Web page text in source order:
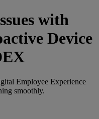
with
Device
Employee Experience
smoothly.